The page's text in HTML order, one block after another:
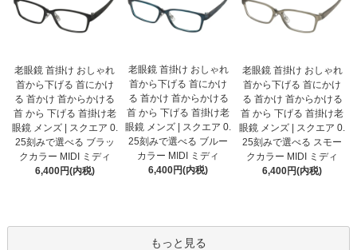
老眼鏡 首掛け おしゃれ
首から下げる 首にかけ
る 首かけ 首からかける
首 から 下げる 首掛け老
眼鏡 メンズ | スクエア 0.
25刻みで選べる ブラッ
クカラー MIDI ミディ
6,400円(内税)
老眼鏡 首掛け おしゃれ
首から下げる 首にかけ
る 首かけ 首からかける
首 から 下げる 首掛け老
眼鏡 メンズ | スクエア 0.
25刻みで選べる ブルー
カラー MIDI ミディ
6,400円(内税)
老眼鏡 首掛け おしゃれ
首から下げる 首にかけ
る 首かけ 首からかける
首 から 下げる 首掛け老
眼鏡 メンズ | スクエア 0.
25刻みで選べる スモー
クカラー MIDI ミディ
6,400円(内税)
もっと見る